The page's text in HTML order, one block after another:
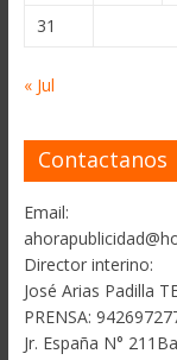
31
« Jul
Contactanos
Email:
Director interino:
José Arias Padilla
PRENSA:
Jr. España N°